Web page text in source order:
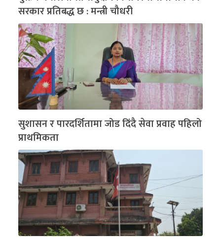
सरकार प्रतिबद्ध छ : मन्त्री चौधरी
सुशासन र पारदर्शितामा जोड दिंदै सेवा प्रवाह पहिलो
प्राथमिकता